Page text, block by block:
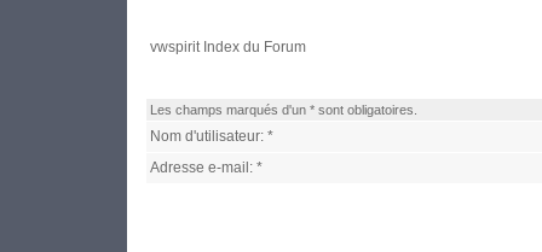
vwspirit Index du Forum
Les champs marqués d'un * sont obligatoires.
Nom d'utilisateur: *
Adresse e-mail: *